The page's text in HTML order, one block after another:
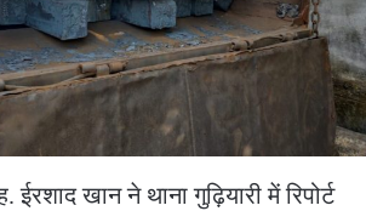
ईरशाद खान ने थाना गुढ़ियारी में रिपोर्ट